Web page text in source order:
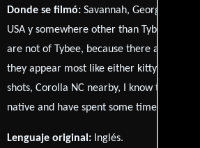
Donde se filmó: Savannah, Georgia, USA,
USA y somewhere other than Tybee
are not of Tybee, because there are no golf
they appear most like either kitty hawk
shots, Corolla NC nearby, I know this
native and have spent some time on the
Lenguaje original: Inglés.